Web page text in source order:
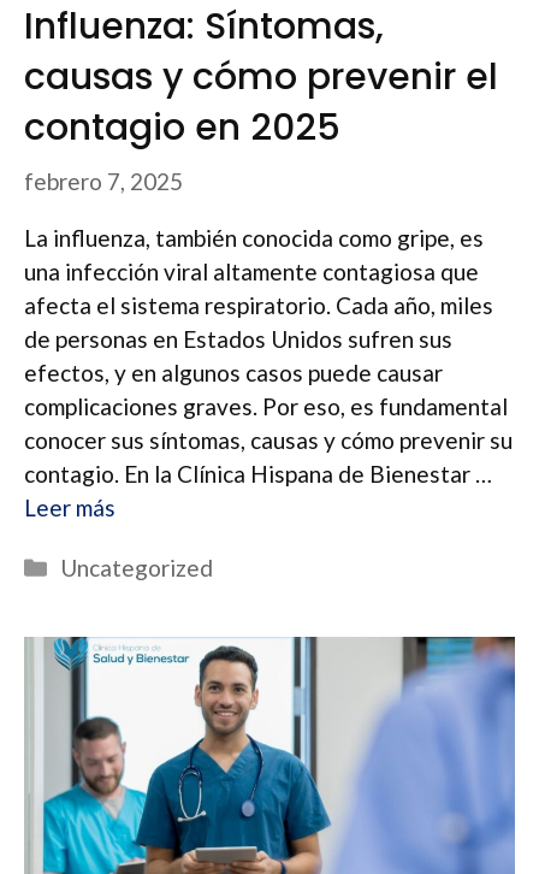
Influenza: Síntomas,
causas y cómo prevenir el
contagio en 2025
febrero 7, 2025
La influenza, también conocida como gripe, es
una infección viral altamente contagiosa que
afecta el sistema respiratorio. Cada año, miles
de personas en Estados Unidos sufren sus
efectos, y en algunos casos puede causar
complicaciones graves. Por eso, es fundamental
conocer sus síntomas, causas y cómo prevenir su
contagio. En la Clínica Hispana de Bienestar …
Leer más
Categorías
Uncategorized